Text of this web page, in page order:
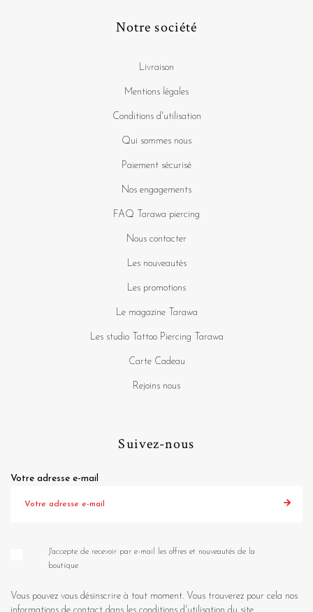
Notre société
Livraison
Mentions légales
Conditions d'utilisation
Qui sommes nous
Paiement sécurisé
Nos engagements
FAQ Tarawa piercing
Nous contacter
Les nouveautés
Les promotions
Le magazine Tarawa
Les studio Tattoo Piercing Tarawa
Carte Cadeau
Rejoins nous
Suivez-nous
Votre adresse e-mail
J'accepte de recevoir par e-mail les offres et nouveautés de la
boutique
Vous pouvez vous désinscrire à tout moment. Vous trouverez pour cela nos